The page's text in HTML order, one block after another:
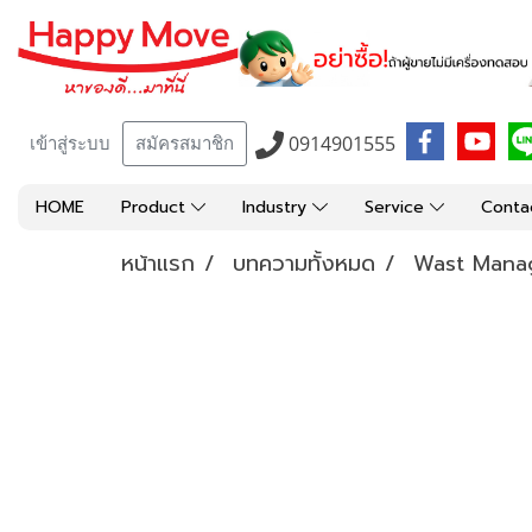
เข้าสู่ระบบ สมัครสมาชิก 0914901555
HOME Product Industry Service
หน้าแรก บทความทั้งหมด Wast